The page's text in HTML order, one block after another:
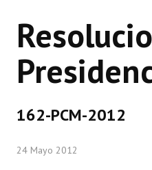
CONCEJO
Bloques Políticos
Comisiones Permanentes
Comisiones Especiales
162-PCM-2012
24 Mayo 2012